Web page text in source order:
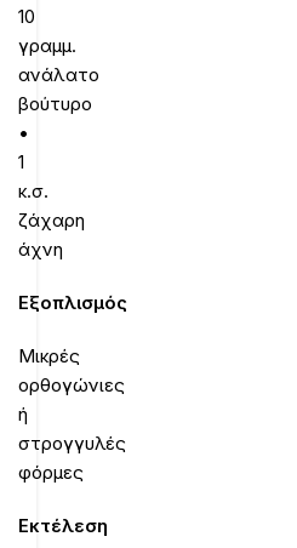
10
γραμμ.
ανάλατο
βούτυρο
•
1
κ.σ.
ζάχαρη
άχνη
Εξοπλισμός
Μικρές
ορθογώνιες
ή
στρογγυλές
φόρμες
Εκτέλεση